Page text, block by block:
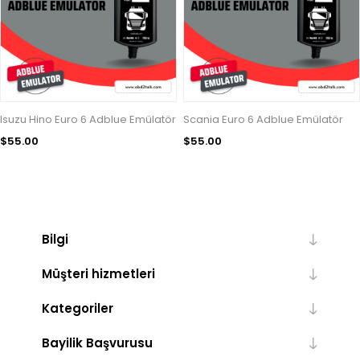
Isuzu Hino Euro 6 Adblue Emülatör
$55.00
Scania Euro 6 Adblue Emülatör
$55.00
Bilgi
Müşteri hizmetleri
Kategoriler
Bayilik Başvurusu